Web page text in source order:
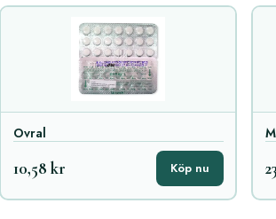
Ovral
10,58 kr Köp nu